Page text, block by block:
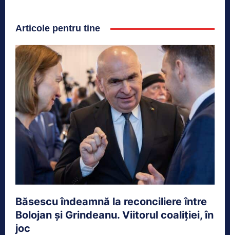
Articole pentru tine
Băsescu îndeamnă la reconciliere între
Bolojan și Grindeanu. Viitorul coaliției, în
joc